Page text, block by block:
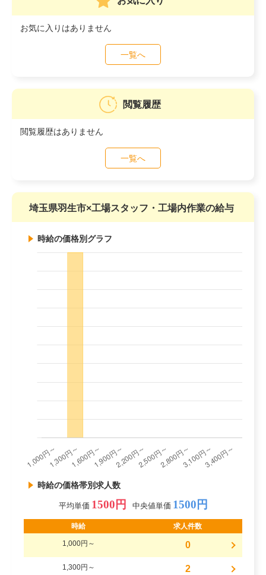
お気に入りはありません
一覧へ
閲覧履歴
閲覧履歴はありません
一覧へ
埼玉県羽生市×工場スタッフ・工場内作業の給与
時給の価格別グラフ
時給の価格帯別求人数
平均単価 1500円 中央値単価 1500円
時給 求人件数
1,000円～ 0
1,300円～ 2